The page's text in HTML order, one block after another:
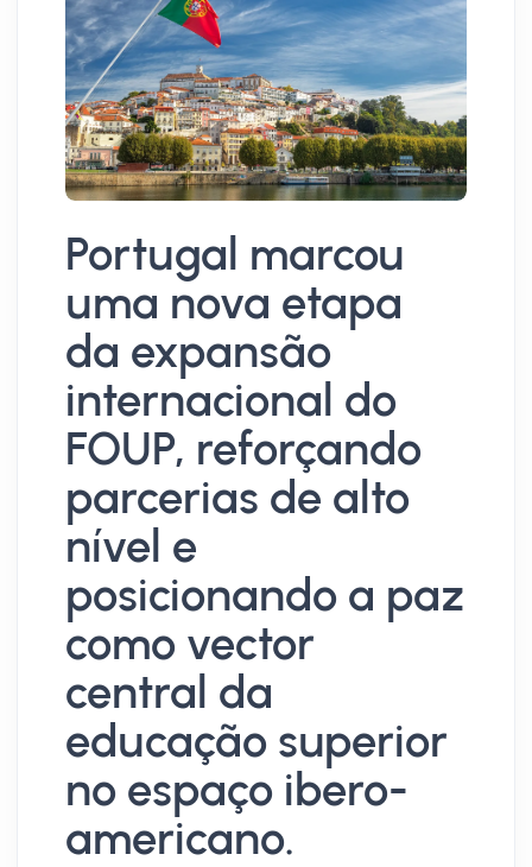
Portugal marcou
uma nova etapa
da expansão
internacional do
FOUP, reforçando
parcerias de alto
nível e
posicionando a paz
como vector
central da
educação superior
no espaço ibero-
americano.